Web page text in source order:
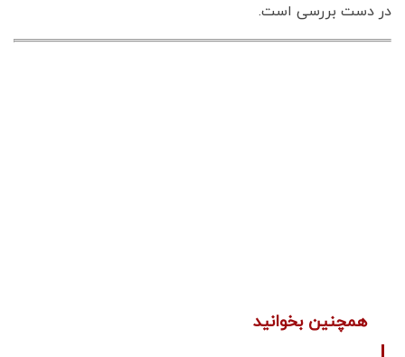
در دست بررسی است.
همچنین بخوانید